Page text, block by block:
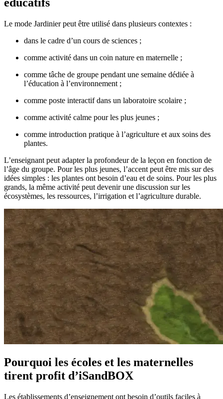
Le mode Jardinier peut être utilisé dans plusieurs contextes :
dans le cadre d’un cours de sciences ;
comme activité dans un coin nature en maternelle ;
comme tâche de groupe pendant une semaine dédiée à
l’éducation à l’environnement ;
comme poste interactif dans un laboratoire scolaire ;
comme activité calme pour les plus jeunes ;
comme introduction pratique à l’agriculture et aux soins des
plantes.
L’enseignant peut adapter la profondeur de la leçon en fonction de
l’âge du groupe. Pour les plus jeunes, l’accent peut être mis sur des
idées simples : les plantes ont besoin d’eau et de soins. Pour les plus
grands, la même activité peut devenir une discussion sur les
écosystèmes, les ressources, l’irrigation et l’agriculture durable.
Pourquoi les écoles et les maternelles
tirent profit d’iSandBOX
Les établissements d’enseignement ont besoin d’outils faciles à